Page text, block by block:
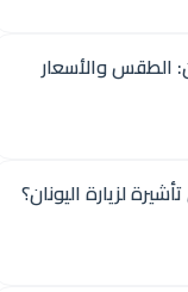
والأسعار
اليونان؟